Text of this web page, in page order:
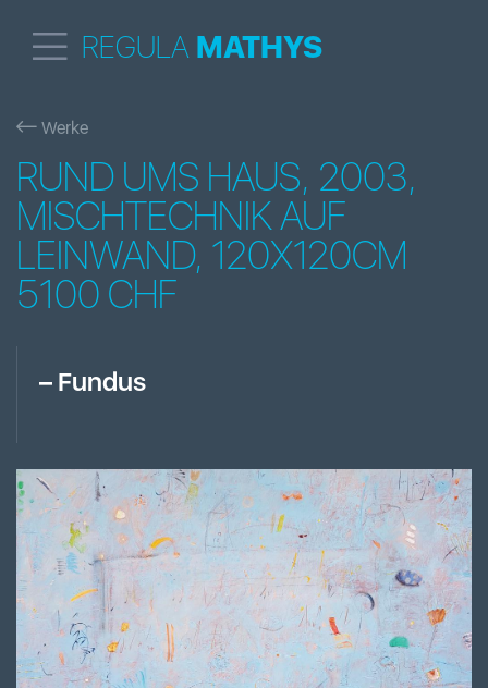
REGULA MATHYS
Werke
RUND UMS HAUS, 2003,
MISCHTECHNIK AUF
LEINWAND, 120X120CM
5100 CHF
– Fundus